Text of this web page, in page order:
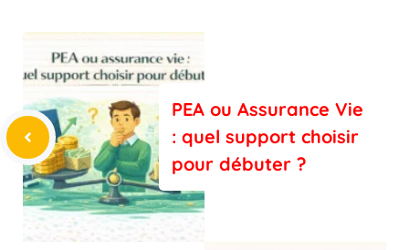
PEA ou Assurance Vie
: quel support choisir
pour débuter ?